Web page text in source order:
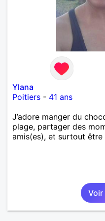
Ylana
Poitiers - 41 ans
J’adore manger du
plage, partager des
amis(es), et surtout être